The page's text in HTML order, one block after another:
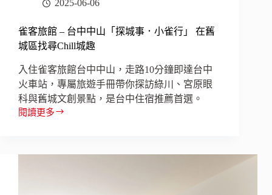
2025-06-06
雀客旅館 – 台中中山「探城事．小雀行」 在舊
城區找尋Chill城趣
入住雀客旅館台中中山，走路10分鐘即達台中
火車站，專屬旅遊手冊帶你探訪綠川、宮原眼
科與舊城文創景點，是台中住宿推薦首選。
閱讀更多
雀
館